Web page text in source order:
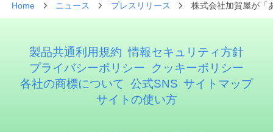
Home ニュース プレスリリース 株式会社加賀屋が「
製品共通利用規約 情報セキュリティ方針
プライバシーポリシー
クッキーポリシー
各社の商標について 公式SNS サイトマップ
サイトの使い方